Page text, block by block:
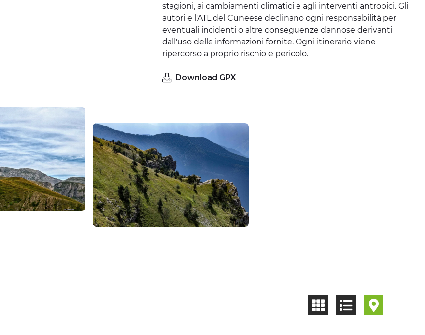
stagioni, ai cambiamenti climatici e agli interventi antropici. Gli
autori e l'ATL del Cuneese declinano ogni responsabilità per
eventuali incidenti o altre conseguenze dannose derivanti
dall'uso delle informazioni fornite. Ogni itinerario viene
ripercorso a proprio rischio e pericolo.
Download GPX